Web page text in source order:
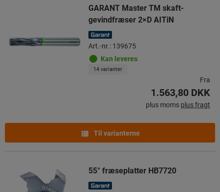
GARANT Master TM skaft-
gevindfræser 2×D AITiN
Art.-nr.: 139675
Kan leveres
14 varianter
Fra
1.563,80 DKK
plus moms plus fragt
Til varianterne
55° fræseplatter HB7720